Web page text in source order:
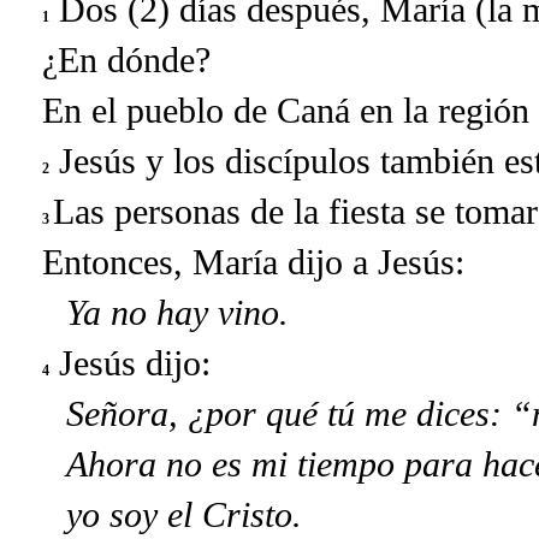
1
Dos (2) días después, María (la
¿En dónde?
En el pueblo de Caná en la
2 Jesús y los discípulos también
3 Las personas de la fiesta se
Entonces, María dijo a Jesús:
Ya no hay vino.
4 Jesús dijo:
Señora, ¿por qué tú me dices:
Ahora no es mi tiempo para
yo soy el Cristo.